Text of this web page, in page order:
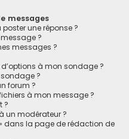
messages
une réponse ?
?
messages ?
à mon sondage ?
?
forum ?
à mon message ?
?
un modérateur ?
dans la page de rédaction de